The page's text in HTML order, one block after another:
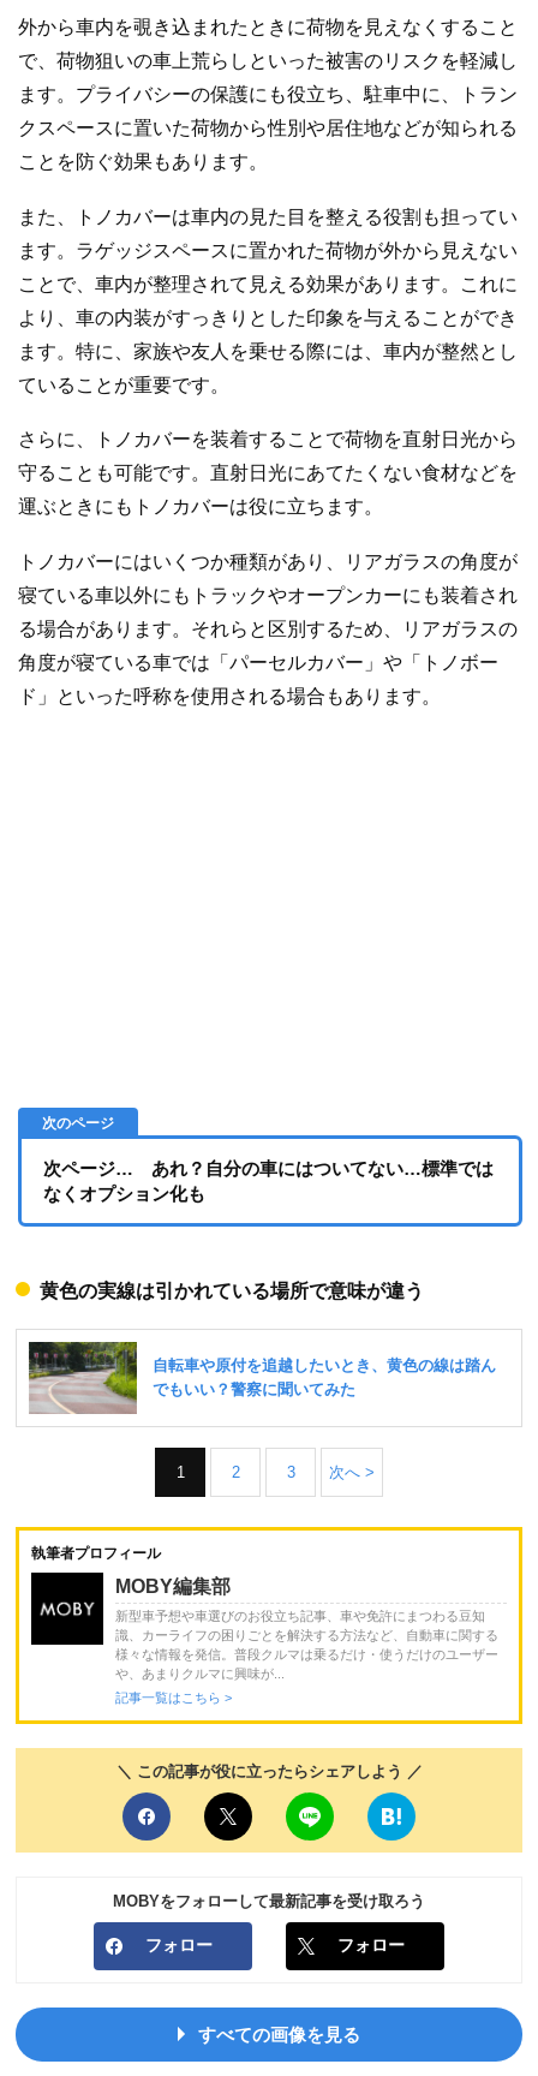
外から車内を覗き込まれたときに荷物を見えなくすること
で、荷物狙いの車上荒らしといった被害のリスクを軽減し
ます。プライバシーの保護にも役立ち、駐車中に、トラン
クスペースに置いた荷物から性別や居住地などが知られる
ことを防ぐ効果もあります。
また、トノカバーは車内の見た目を整える役割も担ってい
ます。ラゲッジスペースに置かれた荷物が外から見えない
ことで、車内が整理されて見える効果があります。これに
より、車の内装がすっきりとした印象を与えることができ
ます。特に、家族や友人を乗せる際には、車内が整然とし
ていることが重要です。
さらに、トノカバーを装着することで荷物を直射日光から
守ることも可能です。直射日光にあてたくない食材などを
運ぶときにもトノカバーは役に立ちます。
トノカバーにはいくつか種類があり、リアガラスの角度が
寝ている車以外にもトラックやオープンカーにも装着され
る場合があります。それらと区別するため、リアガラスの
角度が寝ている車では「パーセルカバー」や「トノボー
ド」といった呼称を使用される場合もあります。
次ページ… あれ？自分の車にはついてない…標準では
なくオプション化も
黄色の実線は引かれている場所で意味が違う
1 2 3 次へ >
執筆者プロフィール
MOBY編集部
新型車予想や車選びのお役立ち記事、車や免許にまつわる豆知
識、カーライフの困りごとを解決する方法など、自動車に関する
様々な情報を発信。普段クルマは乗るだけ・使うだけのユーザー
や、あまりクルマに興味が...
記事一覧はこちら >
＼ この記事が役に立ったらシェアしよう ／
MOBYをフォローして最新記事を受け取ろう
フォロー フォロー
すべての画像を見る